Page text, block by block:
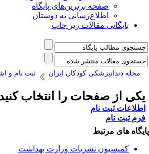
صفحه برترین‌های پایگاه
اطلاع‌رسانی به دوستان
بایگانی مقالات زیر چاپ
مجله دندانپزشکی کودکان ایران ثبت نام و
از صفحات را انتخاب کنید
ثبت نام
ثبت نام
های مرتبط
کمیسیون نشریات وزارت بهداشت